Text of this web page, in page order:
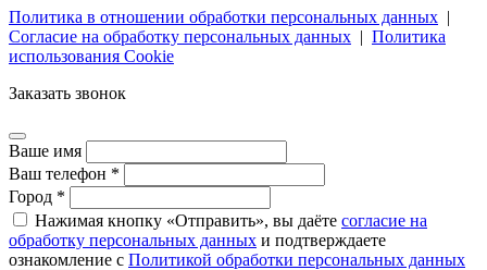
Политика в отношении обработки персональных данных |
Согласие на обработку персональных данных | Политика
использования Cookie
Заказать звонок
Ваше имя
Ваш телефон *
Город *
Нажимая кнопку «Отправить», вы даёте согласие на
обработку персональных данных и подтверждаете
ознакомление с Политикой обработки персональных данных